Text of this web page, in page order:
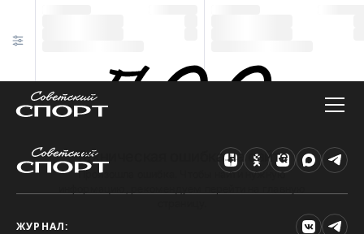
Техническая ошибка на сайте
Произошла ошибка. Чтобы найти нужную
ЖУРНАЛ: